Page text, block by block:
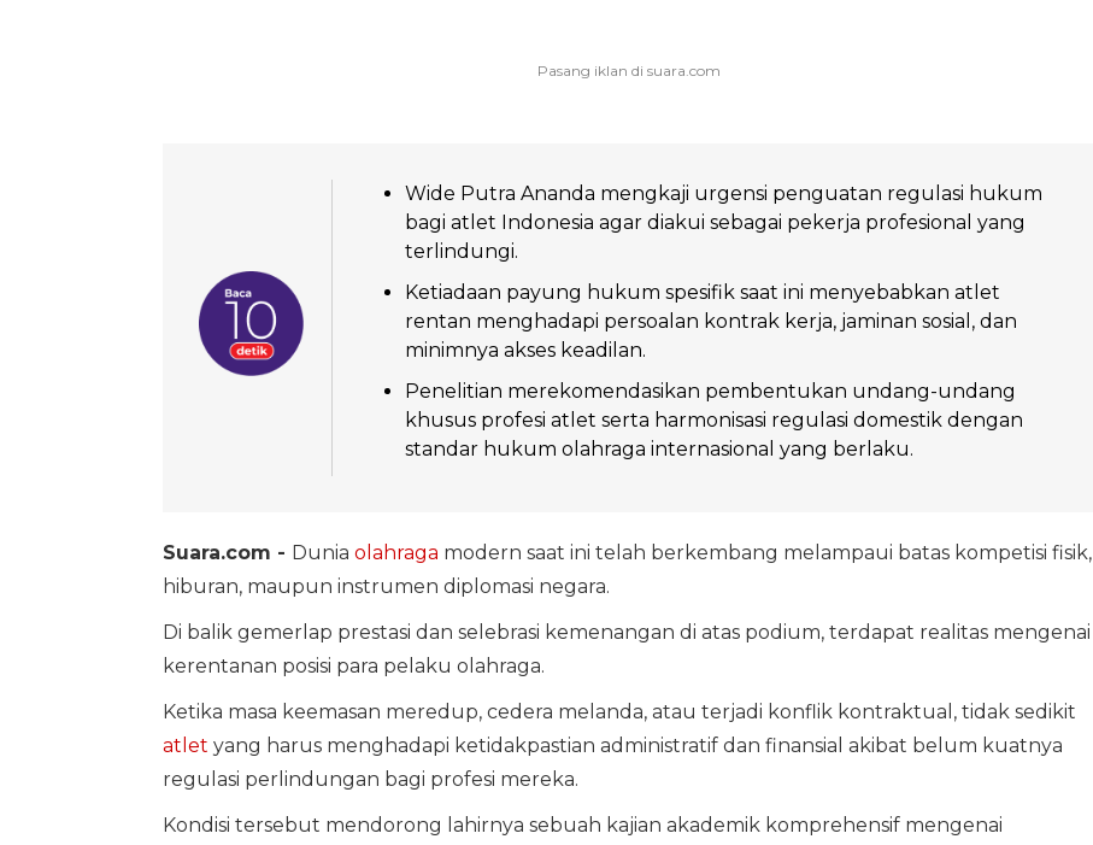
Wide Putra Ananda mengkaji urgensi penguatan regulasi hukum
bagi atlet Indonesia agar diakui sebagai pekerja profesional yang
terlindungi.
Ketiadaan payung hukum spesifik saat ini menyebabkan atlet
rentan menghadapi persoalan kontrak kerja, jaminan sosial, dan
minimnya akses keadilan.
Penelitian merekomendasikan pembentukan undang-undang
khusus profesi atlet serta harmonisasi regulasi domestik dengan
standar hukum olahraga internasional yang berlaku.
Suara.com - Dunia olahraga modern saat ini telah berkembang melampaui batas kompetisi fisik,
hiburan, maupun instrumen diplomasi negara.
Di balik gemerlap prestasi dan selebrasi kemenangan di atas podium, terdapat realitas mengenai
kerentanan posisi para pelaku olahraga.
Ketika masa keemasan meredup, cedera melanda, atau terjadi konflik kontraktual, tidak sedikit
atlet yang harus menghadapi ketidakpastian administratif dan finansial akibat belum kuatnya
regulasi perlindungan bagi profesi mereka.
Kondisi tersebut mendorong lahirnya sebuah kajian akademik komprehensif mengenai